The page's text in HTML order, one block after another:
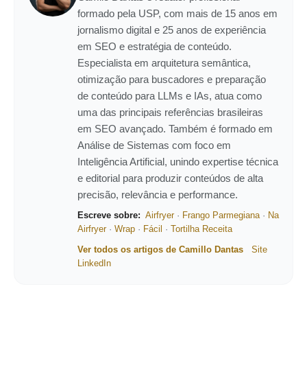
formado pela USP, com mais de 15 anos em
jornalismo digital e 25 anos de experiência
em SEO e estratégia de conteúdo.
Especialista em arquitetura semântica,
otimização para buscadores e preparação
de conteúdo para LLMs e IAs, atua como
uma das principais referências brasileiras
em SEO avançado. Também é formado em
Análise de Sistemas com foco em
Inteligência Artificial, unindo expertise técnica
e editorial para produzir conteúdos de alta
precisão, relevância e performance.
Escreve sobre: Airfryer· Frango Parmegiana· Na
Airfryer· Wrap · Fácil · Tortilha Receita
Ver todos os artigos de Camillo Dantas
Site
LinkedIn